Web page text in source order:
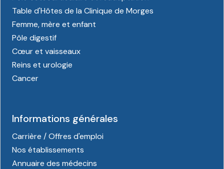
Table d'Hôtes de la Clinique de Morges
Femme, mère et enfant
Pôle digestif
Cœur et vaisseaux
Reins et urologie
Cancer
Informations générales
Carrière / Offres d'emploi
Nos établissements
Annuaire des médecins